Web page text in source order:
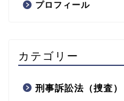
プロフィール
カテゴリー
刑事訴訟法（捜査）